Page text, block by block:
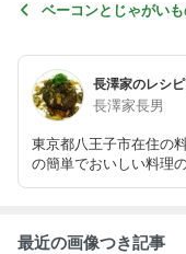
ベーコンとじゃがい
長澤家のレシ
長澤家長男
東京都八王子市在住の
の簡単でおいしい料理
めました！
最近の画像つき記事